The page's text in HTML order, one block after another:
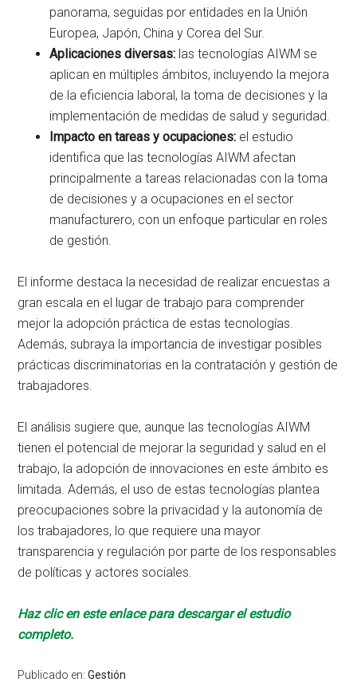
panorama, seguidas por entidades en la Unión
Europea, Japón, China y Corea del Sur.
Aplicaciones diversas: las tecnologías AIWM se
aplican en múltiples ámbitos, incluyendo la mejora
de la eficiencia laboral, la toma de decisiones y la
implementación de medidas de salud y seguridad.
Impacto en tareas y ocupaciones: el estudio
identifica que las tecnologías AIWM afectan
principalmente a tareas relacionadas con la toma
de decisiones y a ocupaciones en el sector
manufacturero, con un enfoque particular en roles
de gestión.
El informe destaca la necesidad de realizar encuestas a
gran escala en el lugar de trabajo para comprender
mejor la adopción práctica de estas tecnologías.
Además, subraya la importancia de investigar posibles
prácticas discriminatorias en la contratación y gestión de
trabajadores.
El análisis sugiere que, aunque las tecnologías AIWM
tienen el potencial de mejorar la seguridad y salud en el
trabajo, la adopción de innovaciones en este ámbito es
limitada. Además, el uso de estas tecnologías plantea
preocupaciones sobre la privacidad y la autonomía de
los trabajadores, lo que requiere una mayor
transparencia y regulación por parte de los responsables
de políticas y actores sociales.
Haz clic en este enlace para descargar el estudio
completo.
Publicado en:Gestión